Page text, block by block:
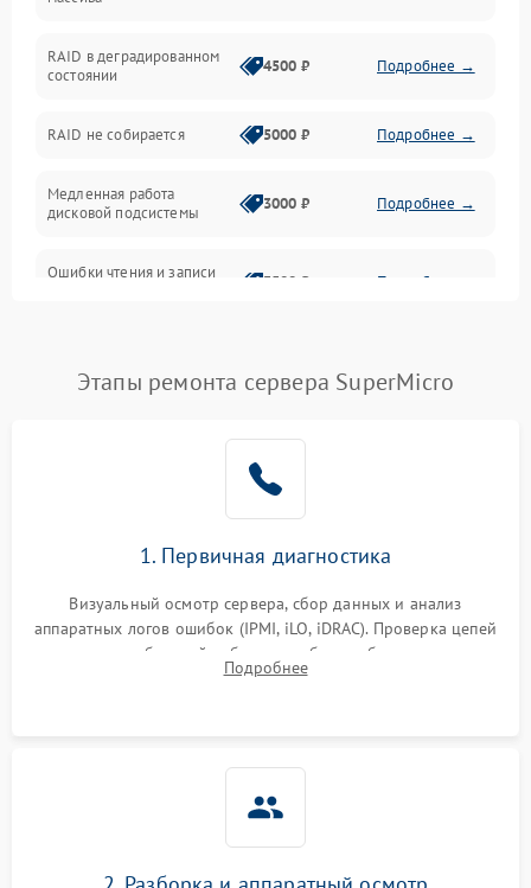
Контроллеры и интерфейсы
Виртуализация и сервисы
Программные сбои
Влага и внешные воздействия
RAID в деградированном
состоянии
4500 ₽ Подробнее →
RAID не собирается 5000 ₽ Подробнее →
Медленная работа
дисковой подсистемы
3000 ₽ Подробнее →
Ошибки чтения и записи
3500 ₽ Подробнее →
Этапы ремонта сервера SuperMicro
1. Первичная диагностика
Визуальный осмотр сервера, сбор данных и анализ
аппаратных логов ошибок (IPMI, iLO, iDRAC). Проверка цепей
питания и базовой работоспособности без вскрытия
корпуса для быстрой локализации сбоя.
Подробнее